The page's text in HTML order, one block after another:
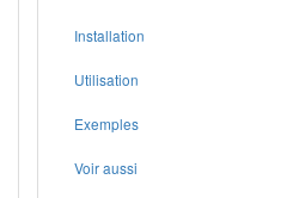
Installation
Utilisation
Exemples
Voir aussi